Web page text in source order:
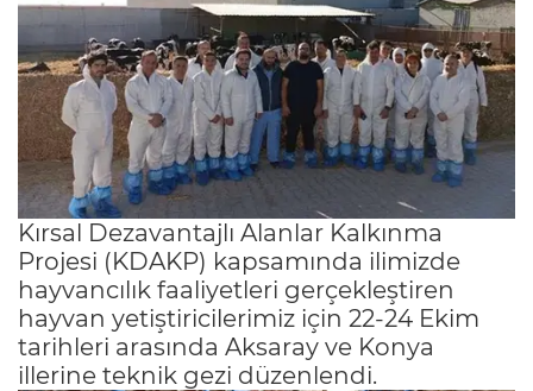
Kırsal Dezavantajlı Alanlar Kalkınma
Projesi (KDAKP) kapsamında ilimizde
hayvancılık faaliyetleri gerçekleştiren
hayvan yetiştiricilerimiz için 22-24 Ekim
tarihleri arasında Aksaray ve Konya
illerine teknik gezi düzenlendi.